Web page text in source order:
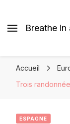
Breathe
Accueil
Trois
ESPAGNE